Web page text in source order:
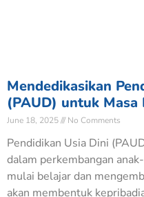
Mendedikasikan
(PAUD) untuk Masa
June 18, 2025 No Comments
Pendidikan Usia Dini
dalam perkembangan
mulai belajar dan
akan membentuk